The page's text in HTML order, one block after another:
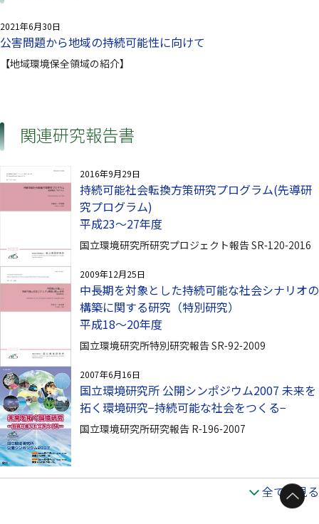
2021年6月30日
公害問題から地域の持続可能性に向けて
【地域環境保全領域の紹介】
関連研究報告書
2016年9月29日
持続可能社会転換方策研究プログラム(先導研
究プログラム)
平成23～27年度
国立環境研究所研究プロジェクト報告 SR-120-2016
2009年12月25日
中長期を対象とした持続可能な社会シナリオの
構築に関する研究（特別研究）
平成18〜20年度
国立環境研究所特別研究報告 SR-92-2009
2007年6月16日
国立環境研究所 公開シンポジウム2007 未来を
拓く環境研究−持続可能な社会をつくる−
国立環境研究所研究報告 R-196-2007
全てを見る